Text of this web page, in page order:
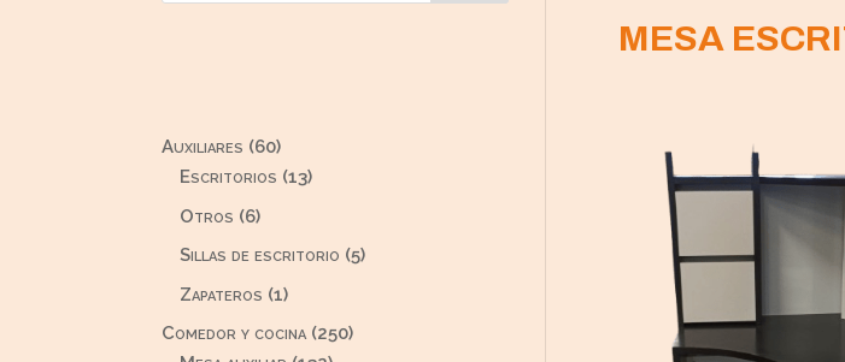
Auxiliares 6060
productos
Escritorios 1313
Otros 66
Sillas de escritorio 55
Zapateros 11
producto
Comedor y cocina 250250
MESA